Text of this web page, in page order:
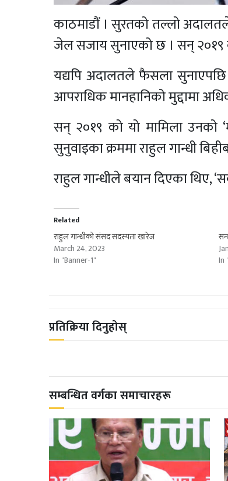
काठमाडौं । सुरतको तल्लो अदालतले
जेल सजाय सुनाएको छ । सन् २०१९
यद्यपि अदालतले फैसला
आपराधिक मानहानिको मुद्दामा
सन् २०१९ को यो मामिला उनको
सुनुवाइका क्रममा राहुल गान्धी
राहुल गान्धीले बयान दिएका थिए,
Related
राहुल गान्धीको संसद सदस्यता खारेज
March 24, 2023
In "Banner-1"
In
प्रतिक्रिया दिनुहोस्
सम्बन्धित वर्गका समाचारहरू